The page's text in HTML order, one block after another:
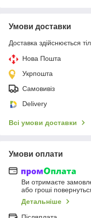
Умови доставки
Доставка здійснюється
Нова Пошта
Укрпошта
Самовивіз
Delivery
Всі умови доставки
Умови оплати
Ви отримаєте
або гроші
Детальніше